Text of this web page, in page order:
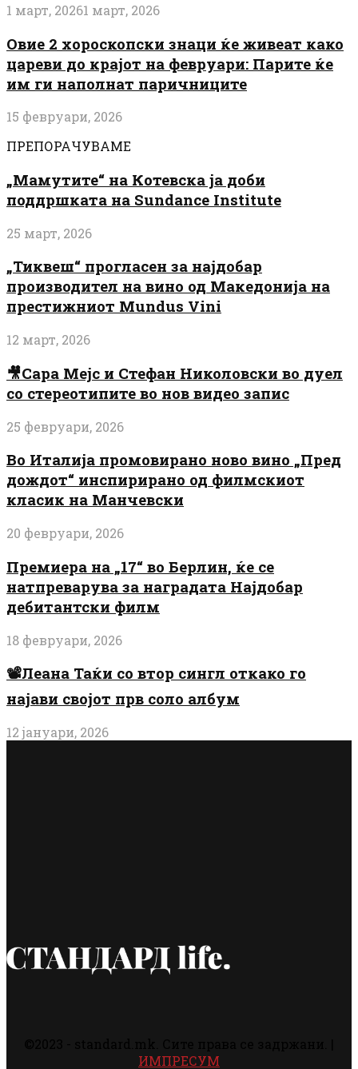
1 март, 20261 март, 2026
Овие 2 хороскопски знаци ќе живеат како
цареви до крајот на февруари: Парите ќе
им ги наполнат паричниците
15 февруари, 2026
ПРЕПОРАЧУВАМЕ
„Мамутите“ на Котевска ја доби
поддршката на Sundance Institute
25 март, 2026
„Тиквеш“ прогласен за најдобар
производител на вино од Македонија на
престижниот Mundus Vini
12 март, 2026
🎥Сара Мејс и Стефан Николовски во дуел
со стереотипите во нов видео запис
25 февруари, 2026
Во Италија промовирано ново вино „Пред
дождот“ инспирирано од филмскиот
класик на Манчевски
20 февруари, 2026
Премиера на „17“ во Берлин, ќе се
натпреварува за наградата Најдобар
дебитантски филм
18 февруари, 2026
📽️Леана Таќи со втор сингл откако го
најави својот прв соло албум
12 јануари, 2026
ИМПРЕСУМ